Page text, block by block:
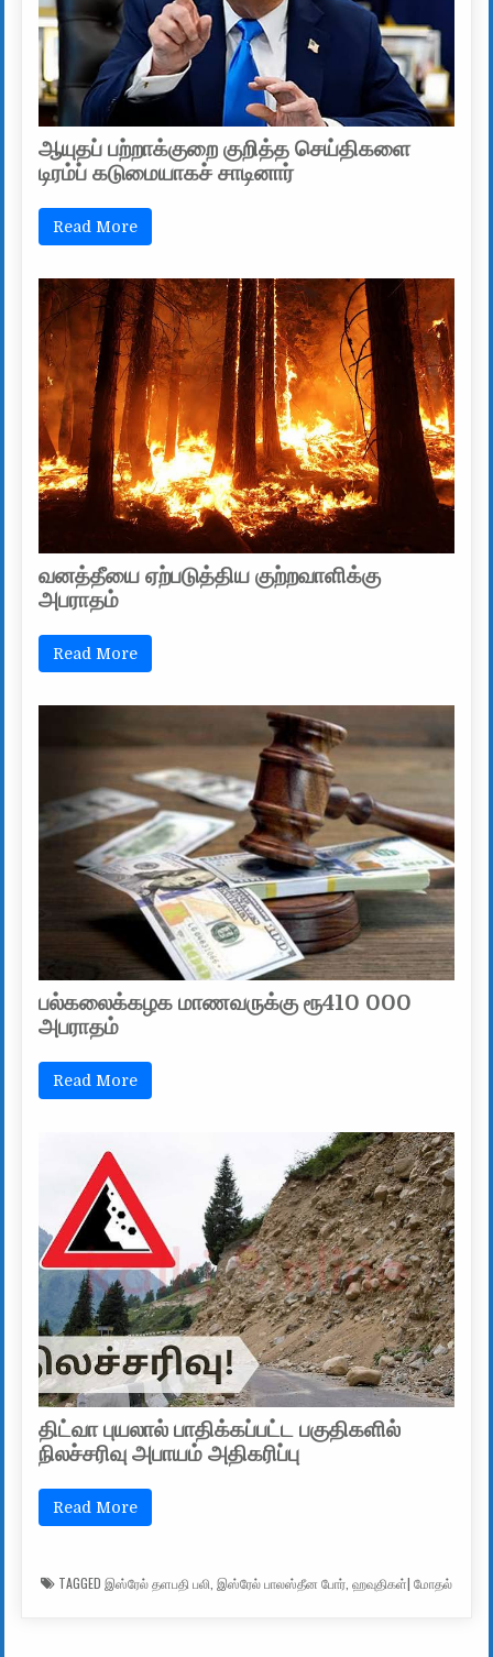
ஆயுதப் பற்றாக்குறை குறித்த செய்திகளை
டிரம்ப் கடுமையாகச் சாடினார்
Read More
வனத்தீயை ஏற்படுத்திய குற்றவாளிக்கு
அபராதம்
Read More
பல்கலைக்கழக மாணவருக்கு ரூ410 000
அபராதம்
Read More
திட்வா புயலால் பாதிக்கப்பட்ட பகுதிகளில்
நிலச்சரிவு அபாயம் அதிகரிப்பு
Read More
TAGGED இஸ்ரேல் தளபதி பலி இஸ்ரேல் பாலஸ்தீன போர் ஹவுதிகள்| மோதல்